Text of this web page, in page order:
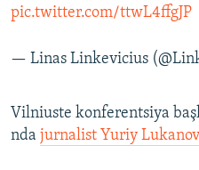
pic.twitter.com/ttwL4ffgJP
— Linas Linkevicius
Vilniuste konferentsiya
nda jurnalist Yuriy